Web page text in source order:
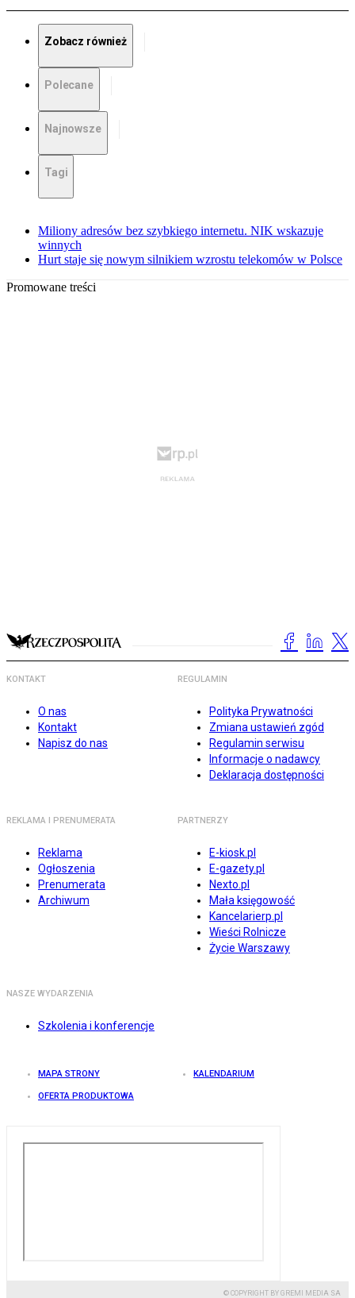
Zobacz również
Polecane
Najnowsze
Tagi
Miliony adresów bez szybkiego internetu. NIK wskazuje
winnych
Hurt staje się nowym silnikiem wzrostu telekomów w Polsce
Promowane treści
KONTAKT
O nas
Kontakt
Napisz do nas
REGULAMIN
Polityka Prywatności
Zmiana ustawień zgód
Regulamin serwisu
Informacje o nadawcy
Deklaracja dostępności
REKLAMA I PRENUMERATA
Reklama
Ogłoszenia
Prenumerata
Archiwum
PARTNERZY
E-kiosk.pl
E-gazety.pl
Nexto.pl
Mała księgowość
Kancelarierp.pl
Wieści Rolnicze
Życie Warszawy
NASZE WYDARZENIA
Szkolenia i konferencje
MAPA STRONY KALENDARIUM
OFERTA PRODUKTOWA
© COPYRIGHT BY GREMI MEDIA SA